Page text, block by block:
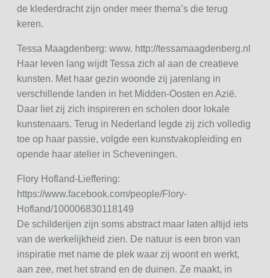
de klederdracht zijn onder meer thema’s die terug
keren.
Tessa Maagdenberg: www. http://tessamaagdenberg.nl
Haar leven lang wijdt Tessa zich al aan de creatieve
kunsten. Met haar gezin woonde zij jarenlang in
verschillende landen in het Midden-Oosten en Azië.
Daar liet zij zich inspireren en scholen door lokale
kunstenaars. Terug in Nederland legde zij zich volledig
toe op haar passie, volgde een kunstvakopleiding en
opende haar atelier in Scheveningen.
Flory Hofland-Lieffering:
https://www.facebook.com/people/Flory-
Hofland/100006830118149
De schilderijen zijn soms abstract maar laten altijd iets
van de werkelijkheid zien. De natuur is een bron van
inspiratie met name de plek waar zij woont en werkt,
aan zee, met het strand en de duinen. Ze maakt, in